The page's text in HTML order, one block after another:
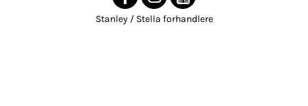
Stanley / Stella forhandlere